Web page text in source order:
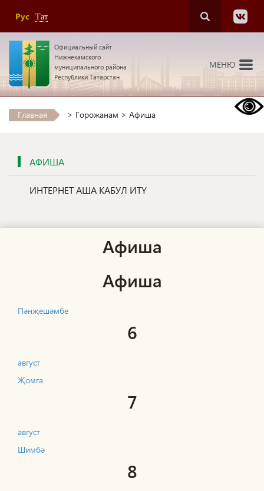
Рус Тат
Официальный сайт
Нижнекамского
муниципального района
Республики Татарстан
МЕНЮ
Главная > Горожанам > Афиша
АФИША
ИНТЕРНЕТ АША КАБУЛ ИТҮ
Афиша
Афиша
Пәнҗешәмбе
6
август
Җомга
7
август
Шимбә
8